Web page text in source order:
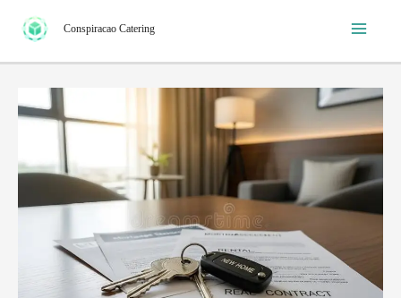
para
o
conteúdo
Conspiracao Catering